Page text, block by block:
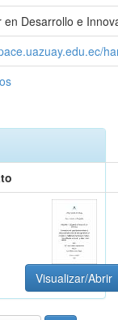
en Desarrollo e
Visualizar/Abrir